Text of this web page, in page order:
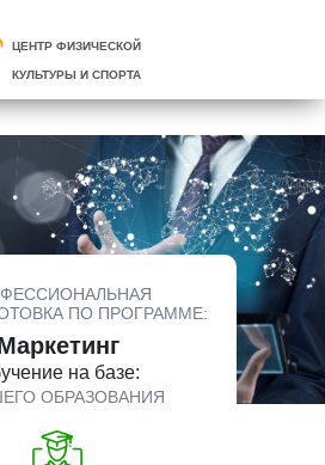
ЦЕНТР ФИЗИЧЕСКОЙ
КУЛЬТУРЫ И СПОРТА
ПО ПРОГРАММЕ:
на базе:
ОБРАЗОВАНИЯ